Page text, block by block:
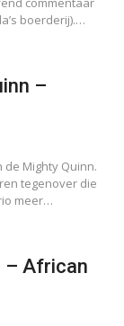
boerderij).…
–
Mighty Quinn.
tegenover die
meer…
– African